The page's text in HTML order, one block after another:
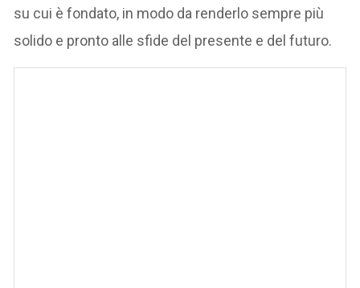
su cui è fondato, in modo da renderlo sempre più
solido e pronto alle sfide del presente e del futuro.